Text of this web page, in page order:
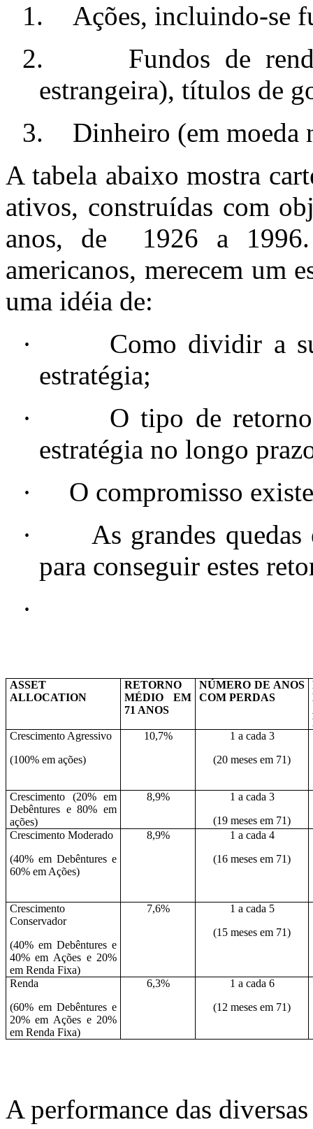
1.
Ações, incluindo-se
2.
Fundos de
estrangeira), títulos de
3.
Dinheiro (em moeda
A tabela abaixo mostra
ativos, construídas com
anos, de
1926 a
americanos, merecem um
uma idéia de:
·
Como dividir a
estratégia;
·
O tipo de
estratégia no longo
·
O compromisso
·
As grandes
para conseguir estes
·
ASSET
ALLOCATION
RETORNO
MÉDIO EM
71 ANOS
NÚMERO DE ANOS
COM PERDAS
Crescimento Agressivo
(100% em ações)
10,7%
1 a cada 3
(20 meses em 71)
Crescimento (20% em
Debêntures e 80% em
ações)
8,9%
1 a cada 3
(19 meses em 71)
Crescimento Moderado
(40% em Debêntures e
60% em Ações)
8,9%
1 a cada 4
(16 meses em 71)
Crescimento
Conservador
(40% em Debêntures e
40% em Ações e 20%
em Renda Fixa)
7,6%
1 a cada 5
(15 meses em 71)
Renda
(60% em Debêntures e
20% em Ações e 20%
em Renda Fixa)
6,3%
1 a cada 6
(12 meses em 71)
A performance das